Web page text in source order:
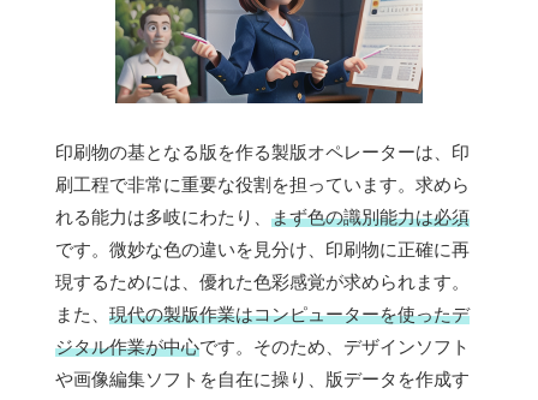
印刷物の基となる版を作る製版オペレーターは、印
刷工程で非常に重要な役割を担っています。求めら
れる能力は多岐にわたり、 まず色の識別能力は必須
です。微妙な色の違いを見分け、印刷物に正確に再
現するためには、優れた色彩感覚が求められます。
また、 現代の製版作業はコンピューターを使ったデ
ジタル作業が中心です。そのため、デザインソフト
や画像編集ソフトを自在に操り、版データを作成す